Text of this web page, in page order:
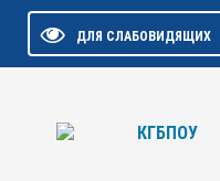
ДЛЯ СЛАБОВИДЯЩИХ